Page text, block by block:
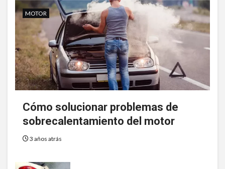
MOTOR
Cómo solucionar problemas de
sobrecalentamiento del motor
3 años atrás
SIN CATEGORÍA